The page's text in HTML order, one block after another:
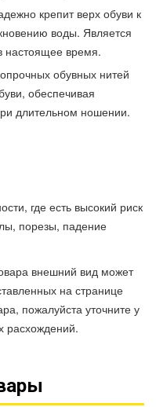
крепит верх обуви к
воды. Является
время.
обувных нитей
обеспечивая
длительном ношении.
где есть высокий риск
порезы, падение
внешний вид может
на странице
пожалуйста уточните у
расхождений.